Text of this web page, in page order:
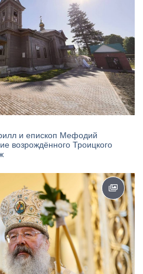
и епископ Мефодий
возрождённого Троицкого